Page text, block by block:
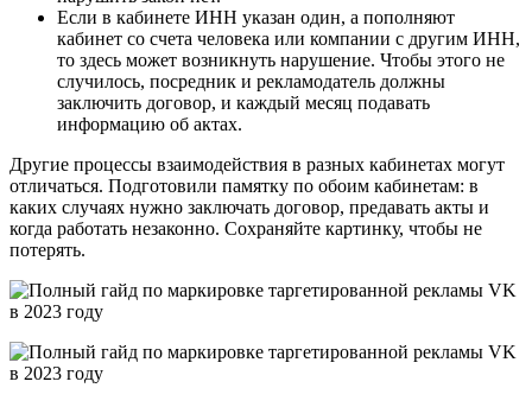
Если в кабинете ИНН указан один, а пополняют
кабинет со счета человека или компании с другим ИНН,
то здесь может возникнуть нарушение. Чтобы этого не
случилось, посредник и рекламодатель должны
заключить договор, и каждый месяц подавать
информацию об актах.
Другие процессы взаимодействия в разных кабинетах могут
отличаться. Подготовили памятку по обоим кабинетам: в
каких случаях нужно заключать договор, предавать акты и
когда работать незаконно. Сохраняйте картинку, чтобы не
потерять.